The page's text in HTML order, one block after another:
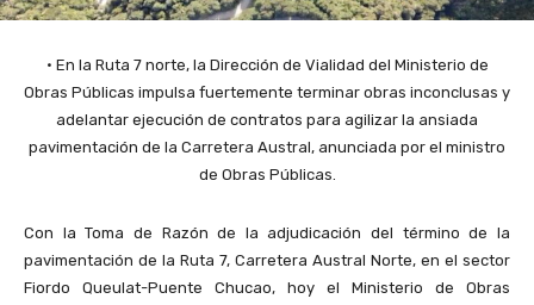
• En la Ruta 7 norte, la Dirección de Vialidad del Ministerio de
Obras Públicas impulsa fuertemente terminar obras inconclusas y
adelantar ejecución de contratos para agilizar la ansiada
pavimentación de la Carretera Austral, anunciada por el ministro
de Obras Públicas.
Con la Toma de Razón de la adjudicación del término de la
pavimentación de la Ruta 7, Carretera Austral Norte, en el sector
Fiordo Queulat-Puente Chucao, hoy el Ministerio de Obras